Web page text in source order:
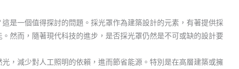
是一個值得探討的問題。採光罩作為建築設計的元素，有著提供採
然而，隨著現代科技的進步，是否採光罩仍然是不可或缺的設計要
，減少對人工照明的依賴，進而節省能源。特別是在高層建築或擁